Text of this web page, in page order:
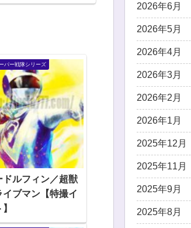
パー戦隊シリーズ
ドルフィン／超獣
イブマン【特撮イ
2026年6月
2026年5月
2026年4月
2026年3月
2026年2月
2026年1月
2025年12月
2025年11月
2025年9月
2025年8月